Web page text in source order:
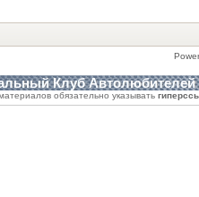
Клуб Автолюбителей
обязательно указывать